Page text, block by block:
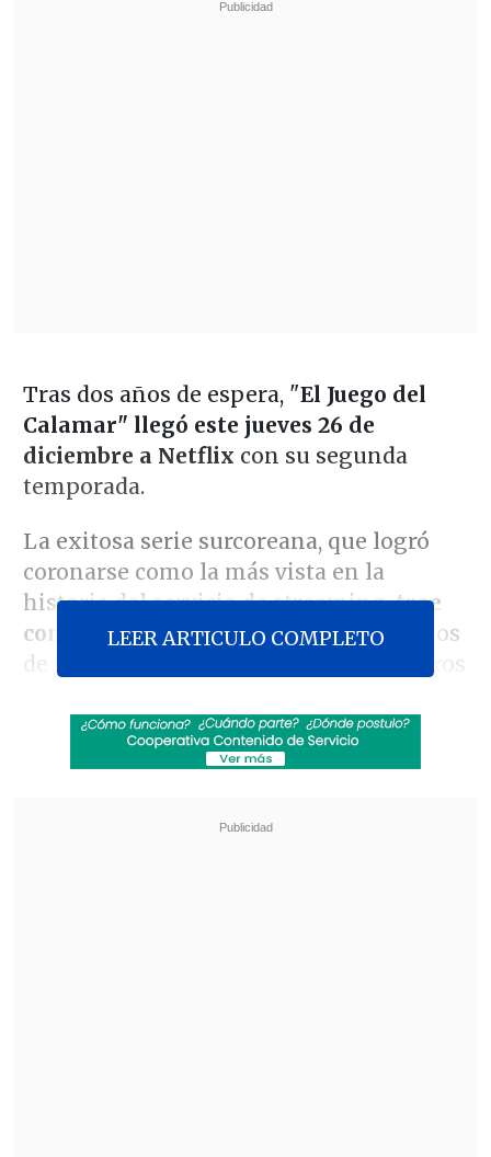
Tras dos años de espera, "El Juego del
Calamar" llegó este jueves 26 de
diciembre a Netflix con su segunda
temporada.
La exitosa serie surcoreana, que logró
coronarse como la más vista en la
historia del servicio de streaming,trae
consigo siete nuevos episodioscargados
de intriga, tensión y sobretodo, macabros
muerte de varios participantes.
Revelan video clave sobre el accidente de
LEER ARTICULO COMPLETO